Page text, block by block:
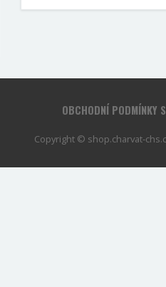
OBCHODNÍ PODMÍNKY
Copyright © shop.charvat-